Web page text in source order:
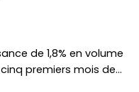
de 1,8% en volume
premiers mois de…